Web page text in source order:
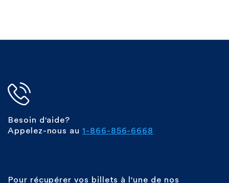
Besoin d'aide?
Appelez-nous au 1-866-856-6668
Pour récupérer vos billets à l'une de nos